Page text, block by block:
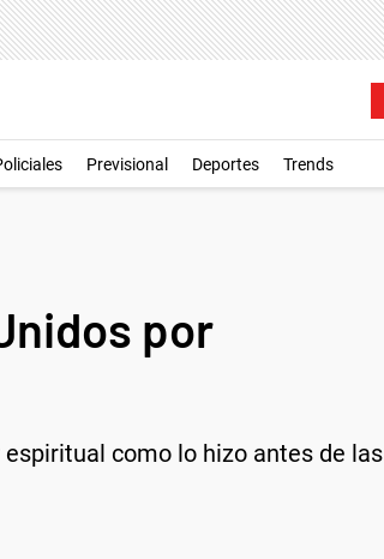
Previsional Deportes Trends
por
como lo hizo antes de las